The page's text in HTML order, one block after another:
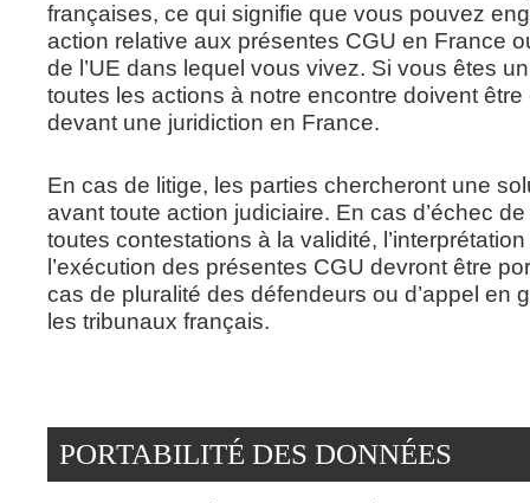
françaises, ce qui signifie que vous pouvez
action relative aux présentes CGU en France
de l’UE dans lequel vous vivez. Si vous êtes
toutes les actions à notre encontre doivent
devant une juridiction en France.
En cas de litige, les parties chercheront une
avant toute action judiciaire. En cas d’échec
toutes contestations à la validité,
l’exécution des présentes CGU devront être
cas de pluralité des défendeurs ou d’appel en
les tribunaux français.
PORTABILITÉ DES DONNÉES